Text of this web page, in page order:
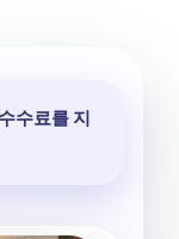
수료를 지